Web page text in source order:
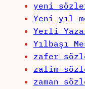
yeni
Yeni yıl
Yerli
Yılbaşı
zafer
zalim
zaman